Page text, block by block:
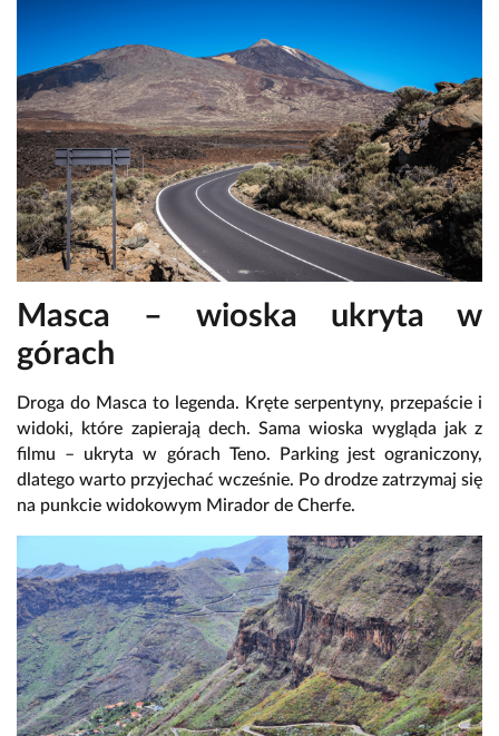
Masca – wioska ukryta w
górach
Droga do Masca to legenda. Kręte serpentyny, przepaście i
widoki, które zapierają dech. Sama wioska wygląda jak z
filmu – ukryta w górach Teno. Parking jest ograniczony,
dlatego warto przyjechać wcześnie. Po drodze zatrzymaj się
na punkcie widokowym Mirador de Cherfe.